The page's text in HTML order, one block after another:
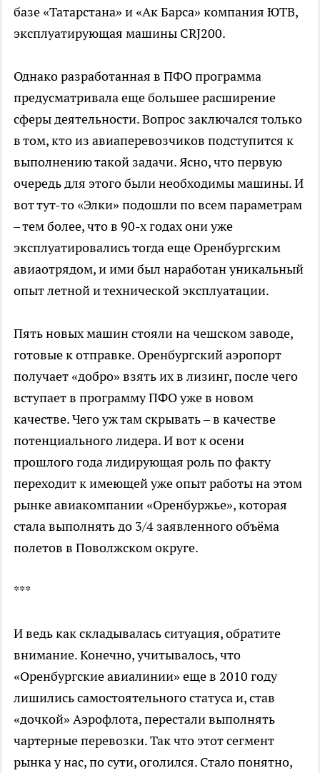
базе «Татарстана» и «Ак Барса» компания ЮТВ,
эксплуатирующая машины CRJ200.
Однако разработанная в ПФО программа
предусматривала еще большее расширение
сферы деятельности. Вопрос заключался только
в том, кто из авиаперевозчиков подступится к
выполнению такой задачи. Ясно, что первую
очередь для этого были необходимы машины. И
вот тут-то «Элки» подошли по всем параметрам
– тем более, что в 90-х годах они уже
эксплуатировались тогда еще Оренбургским
авиаотрядом, и ими был наработан уникальный
опыт летной и технической эксплуатации.
Пять новых машин стояли на чешском заводе,
готовые к отправке. Оренбургский аэропорт
получает «добро» взять их в лизинг, после чего
вступает в программу ПФО уже в новом
качестве. Чего уж там скрывать – в качестве
потенциального лидера. И вот к осени
прошлого года лидирующая роль по факту
переходит к имеющей уже опыт работы на этом
рынке авиакомпании «Оренбуржье», которая
стала выполнять до 3/4 заявленного объёма
полетов в Поволжском округе.
***
И ведь как складывалась ситуация, обратите
внимание. Конечно, учитывалось, что
«Оренбургские авиалинии» еще в 2010 году
лишились самостоятельного статуса и, став
«дочкой» Аэрофлота, перестали выполнять
чартерные перевозки. Так что этот сегмент
рынка у нас, по сути, оголился. Стало понятно,